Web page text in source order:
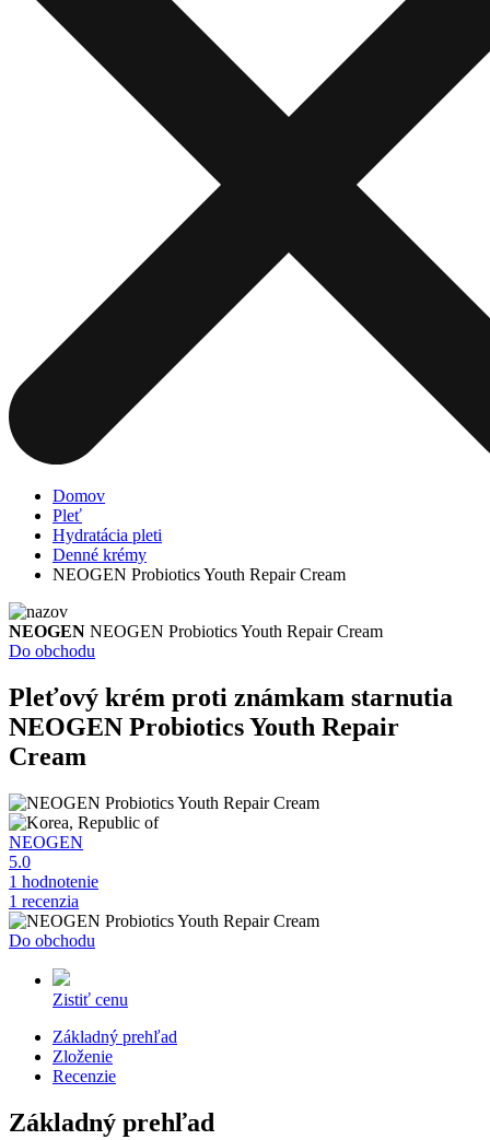
Domov
Pleť
Hydratácia pleti
Denné krémy
NEOGEN Probiotics Youth Repair Cream
NEOGEN NEOGEN Probiotics Youth Repair Cream
Do obchodu
Pleťový krém proti známkam starnutia
NEOGEN Probiotics Youth Repair
Cream
NEOGEN
5.0
1 hodnotenie
1 recenzia
Do obchodu
Zistiť cenu
Základný prehľad
Zloženie
Recenzie
Základný prehľad